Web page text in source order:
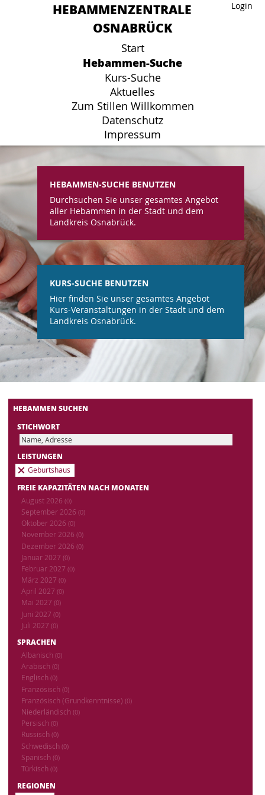
Login
HEBAMMENZENTRALE
OSNABRÜCK
Start
Hebammen-Suche
Kurs-Suche
Aktuelles
Zum Stillen Willkommen
Datenschutz
Impressum
Login
HEBAMMENZENTRALE
OSNABRÜCK
Start
Hebammen-Suche
Kurs-Suche
Aktuelles
Zum Stillen Willkommen
Datenschutz
Impressum
HEBAMMEN-SUCHE BENUTZEN
Durchsuchen Sie unser gesamtes Angebot
aller Hebammen in der Stadt und dem
Landkreis Osnabrück.
KURS-SUCHE BENUTZEN
Hier finden Sie unser gesamtes Angebot
Kurs-Veranstaltungen in der Stadt und dem
Landkreis Osnabrück.
HEBAMMEN SUCHEN
STICHWORT
LEISTUNGEN
Geburtshaus
FREIE KAPAZITÄTEN NACH MONATEN
August 2026 (0)
September 2026 (0)
Oktober 2026 (0)
November 2026 (0)
Dezember 2026 (0)
Januar 2027 (0)
Februar 2027 (0)
März 2027 (0)
April 2027 (0)
Mai 2027 (0)
Juni 2027 (0)
Juli 2027 (0)
SPRACHEN
Albanisch (0)
Arabisch (0)
Englisch (0)
Französisch (0)
Französisch (Grundkenntnisse) (0)
Niederländisch (0)
Persisch (0)
Russisch (0)
Schwedisch (0)
Spanisch (0)
Türkisch (0)
REGIONEN